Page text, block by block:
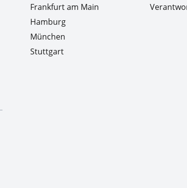
Frankfurt am Main
Hamburg
München
Stuttgart